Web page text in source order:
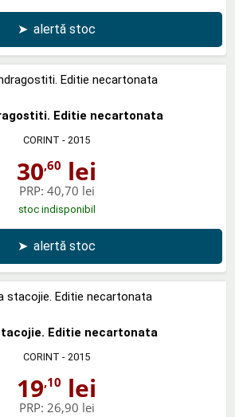
➤ alertă stoc
Editie necartonata
CORINT - 2015
30,60 lei
PRP: 40,70 lei
stoc indisponibil
➤ alertă stoc
Editie necartonata
CORINT - 2015
19,10 lei
PRP: 26,90 lei